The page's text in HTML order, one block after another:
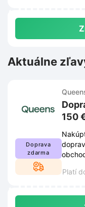
Aktuálne
Doprava
zdarma
150
dopravu
obchodu
Platí